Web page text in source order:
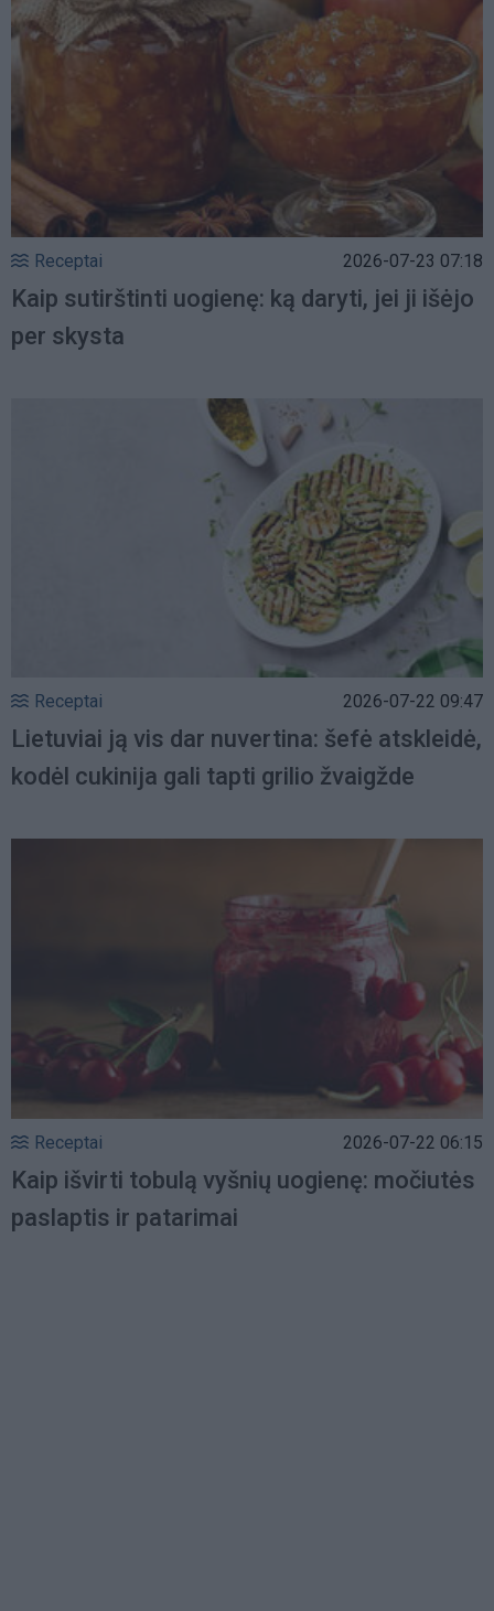
Receptai 2026-07-23 07:18
Kaip sutirštinti uogienę: ką daryti, jei ji išėjo
per skysta
Receptai 2026-07-22 09:47
Lietuviai ją vis dar nuvertina: šefė atskleidė,
kodėl cukinija gali tapti grilio žvaigžde
Receptai 2026-07-22 06:15
Kaip išvirti tobulą vyšnių uogienę: močiutės
paslaptis ir patarimai